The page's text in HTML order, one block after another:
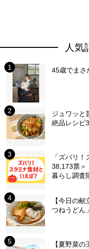
人気
45歳でまさ
ジュワッと
絶品レシピ
「ズバリ
38,173票＞
暮らし調査
【今日の
つねうどん」
【夏野菜